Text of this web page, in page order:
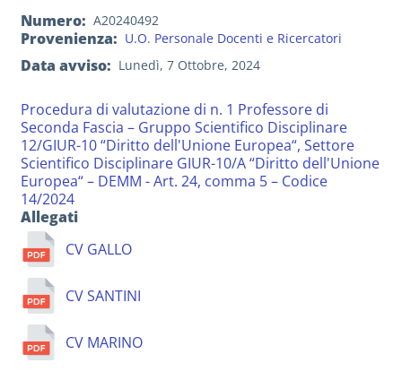
Numero A20240492
Provenienza U.O. Personale Docenti e Ricercatori
Data avviso Lunedì, 7 Ottobre, 2024
Procedura di valutazione di n. 1 Professore di
Seconda Fascia – Gruppo Scientifico Disciplinare
12/GIUR-10 “Diritto dell'Unione Europea“, Settore
Scientifico Disciplinare GIUR-10/A “Diritto dell'Unione
Europea“ – DEMM - Art. 24, comma 5 – Codice
14/2024
Allegati
CV GALLO
CV SANTINI
CV MARINO